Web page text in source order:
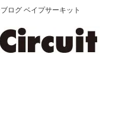
ログ ベイプサーキット